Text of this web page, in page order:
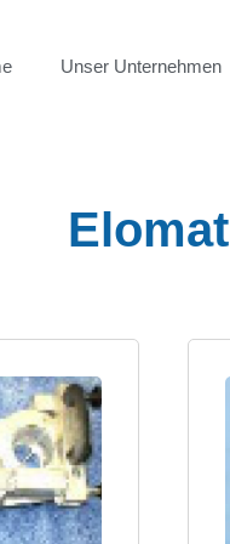
Unser Unternehmen
Elomat